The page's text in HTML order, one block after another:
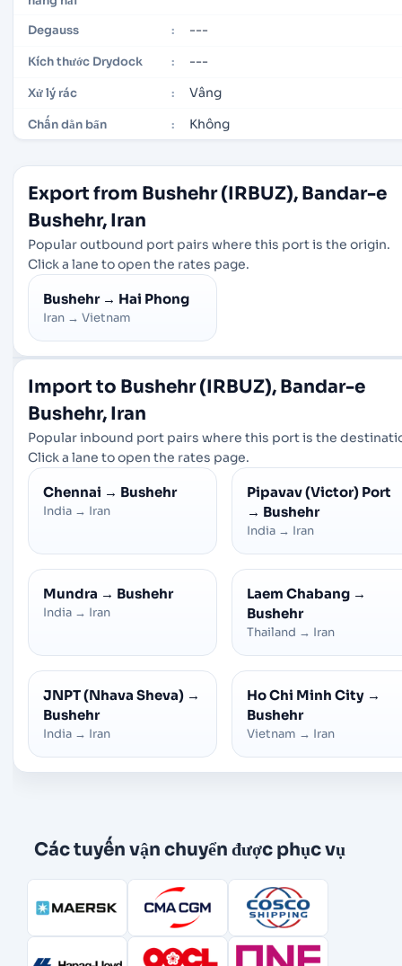
Degauss
: ---
Kích thước Drydock : ---
Xử lý rác : Vâng
Chấn dằn bẩn : Không
Export from Bushehr (IRBUZ), Bandar-e
Bushehr, Iran
Popular outbound port pairs where this port is the origin.
Click a lane to open the rates page.
Bushehr → Hai Phong
Iran → Vietnam
Import to Bushehr (IRBUZ), Bandar-e
Bushehr, Iran
Popular inbound port pairs where this port is the
Click a lane to open the rates page.
Chennai → Bushehr
India → Iran
Pipavav (Victor) Port
→ Bushehr
India → Iran
Mundra → Bushehr
India → Iran
Laem Chabang →
Bushehr
Thailand → Iran
JNPT (Nhava Sheva) →
Bushehr
India → Iran
Ho Chi Minh City →
Bushehr
Vietnam → Iran
Các tuyến vận chuyển được phục vụ